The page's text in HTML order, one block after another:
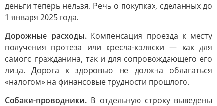
деньги теперь нельзя. Речь о покупках, сделанных до
1 января 2025 года.
Дорожные расходы. Компенсация проезда к месту
получения протеза или кресла-коляски — как для
самого гражданина, так и для сопровождающего его
лица. Дорога к здоровью не должна облагаться
«налогом» на финансовые трудности прошлого.
Собаки-проводники. В отдельную строку выведены